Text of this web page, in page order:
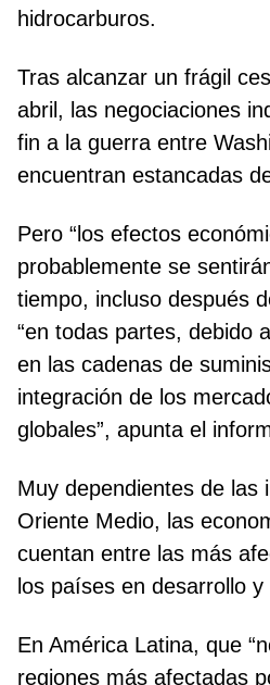
hidrocarburos.
Tras alcanzar un frágil
abril, las negociaciones
fin a la guerra entre
encuentran estancadas
Pero “los efectos
probablemente se
tiempo, incluso después
“en todas partes, debido
en las cadenas de
integración de los
globales”, apunta el
Muy dependientes de las
Oriente Medio, las
cuentan entre las más
los países en desarrollo
En América Latina, que
regiones más afectadas